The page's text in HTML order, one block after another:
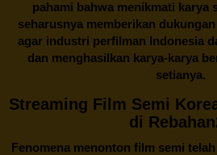
pahami bahwa menikmati karya
seharusnya memberikan
agar industri perfilman Indonesia
dan menghasilkan karya-karya
setianya.
Streaming Film Semi
di
Fenomena menonton film semi